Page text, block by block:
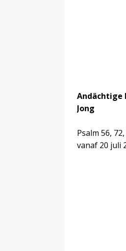
Andächtige
Jong
Psalm 56,
vanaf 20 juli